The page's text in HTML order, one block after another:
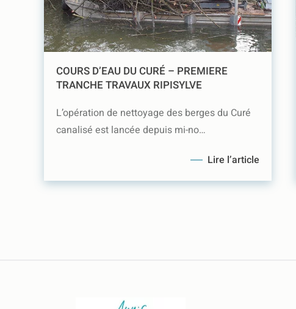
COURS D’EAU DU CURÉ – PREMIERE
TRANCHE TRAVAUX RIPISYLVE
L’opération de nettoyage des berges du Curé
canalisé est lancée depuis mi-no…
Lire l’article